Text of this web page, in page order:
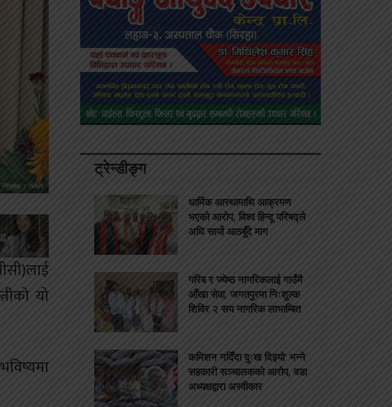
यो
ट्रेन्डीङ्ग
धार्मिक आस्थामाथि आक्रमण
भएको आरोप, विश्व हिन्दू परिषद्ले
अघि सार्यो आठबुँदे माग
गरिब र ज्येष्ठ नागरिकलाई गाउँमै
आँखा सेवा, जगतपुरमा निःशुल्क
शिविर २ सय नागरिक लाभाम्बित
कमिशन नदिँदा दुःख दिइयो’ भन्ने
सहकारी सञ्चालकको आरोप, वडा
अध्यक्षद्वारा अस्वीकार